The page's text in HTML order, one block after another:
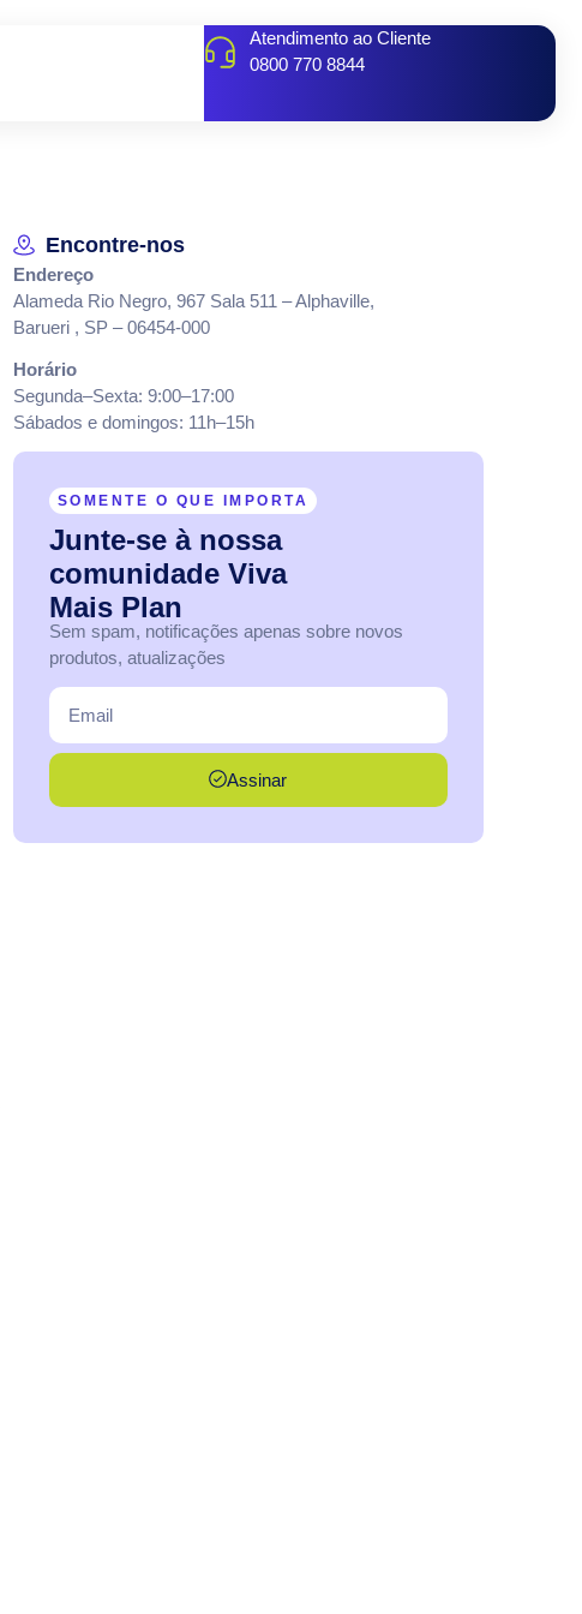
Atendimento ao Cliente
0800 770 8844
Encontre-nos
Endereço
Alameda Rio Negro, 967 Sala 511 – Alphaville,
Barueri , SP – 06454-000
Horário
Segunda–Sexta: 9:00–17:00
Sábados e domingos: 11h–15h
SOMENTE O QUE IMPORTA
Junte-se à nossa
comunidade Viva
Mais Plan
Sem spam, notificações apenas sobre novos
produtos, atualizações
Assinar